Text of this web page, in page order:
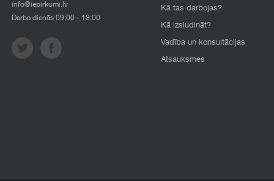
info@iepirkumi.lv
Darba dienās 09:00 - 18:00
Kā tas darbojas?
Kā izsludināt?
Vadība un konsultācijas
Atsauksmes